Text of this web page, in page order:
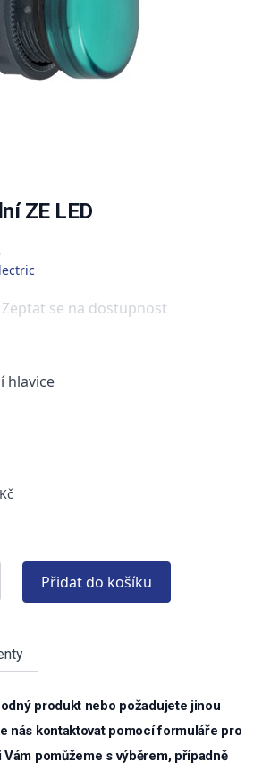
ZE LED
Zeptat se na dostupnost
hlavice
Přidat do košíku
produkt nebo požadujete jinou
nás kontaktovat pomocí formuláře pro
pomůžeme s výběrem, případně